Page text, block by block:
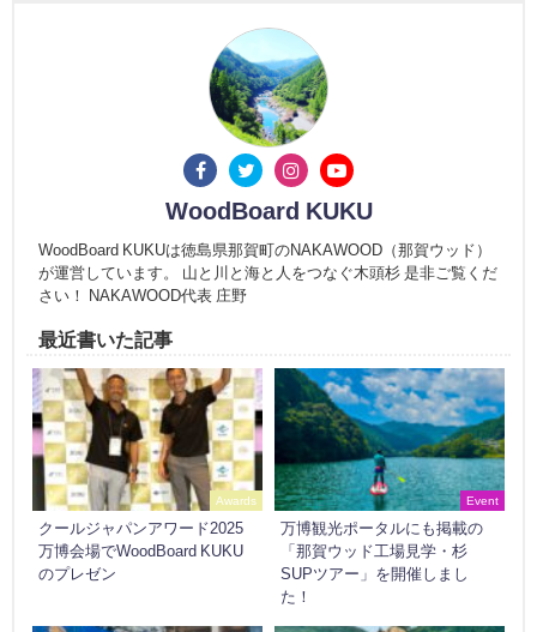
WoodBoard KUKU
WoodBoard KUKUは徳島県那賀町のNAKAWOOD（那賀ウッド）
が運営しています。 山と川と海と人をつなぐ木頭杉 是非ご覧くだ
さい！ NAKAWOOD代表 庄野
最近書いた記事
Awards
クールジャパンアワード2025
万博会場でWoodBoard KUKU
のプレゼン
Event
万博観光ポータルにも掲載の
「那賀ウッド工場見学・杉
SUPツアー」を開催しまし
た！